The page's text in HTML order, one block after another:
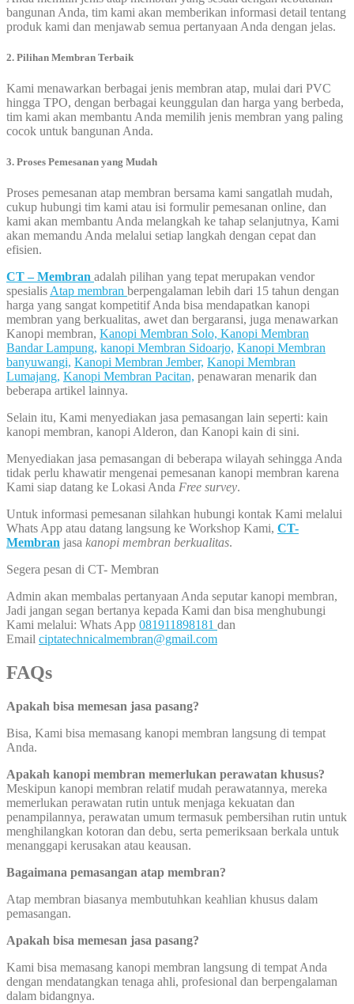
bangunan Anda, tim kami akan memberikan informasi detail tentang
produk kami dan menjawab semua pertanyaan Anda dengan jelas.
2. Pilihan Membran Terbaik
Kami menawarkan berbagai jenis membran atap, mulai dari PVC
hingga TPO, dengan berbagai keunggulan dan harga yang berbeda,
tim kami akan membantu Anda memilih jenis membran yang paling
cocok untuk bangunan Anda.
3. Proses Pemesanan yang Mudah
Proses pemesanan atap membran bersama kami sangatlah mudah,
cukup hubungi tim kami atau isi formulir pemesanan online, dan
kami akan membantu Anda melangkah ke tahap selanjutnya, Kami
akan memandu Anda melalui setiap langkah dengan cepat dan
efisien.
CT – Membran adalah pilihan yang tepat merupakan vendor
spesialis Atap membran berpengalaman lebih dari 15 tahun dengan
harga yang sangat kompetitif Anda bisa mendapatkan kanopi
membran yang berkualitas, awet dan bergaransi, juga menawarkan
Kanopi membran, Kanopi Membran Solo, Kanopi Membran
Bandar Lampung, kanopi Membran Sidoarjo, Kanopi Membran
banyuwangi, Kanopi Membran Jember, Kanopi Membran
Lumajang, Kanopi Membran Pacitan, penawaran menarik dan
beberapa artikel lainnya.
Selain itu, Kami menyediakan jasa pemasangan lain seperti: kain
kanopi membran, kanopi Alderon, dan Kanopi kain di sini.
Menyediakan jasa pemasangan di beberapa wilayah sehingga Anda
tidak perlu khawatir mengenai pemesanan kanopi membran karena
Kami siap datang ke Lokasi Anda Free survey.
Untuk informasi pemesanan silahkan hubungi kontak Kami melalui
Whats App atau datang langsung ke Workshop Kami, CT-
Membran jasa kanopi membran berkualitas.
Segera pesan di CT- Membran
Admin akan membalas pertanyaan Anda seputar kanopi membran,
Jadi jangan segan bertanya kepada Kami dan bisa menghubungi
Kami melalui: Whats App 081911898181 dan
Email ciptatechnicalmembran@gmail.com
FAQs
Apakah bisa memesan jasa pasang?
Bisa, Kami bisa memasang kanopi membran langsung di tempat
Anda.
Apakah kanopi membran memerlukan perawatan khusus?
Meskipun kanopi membran relatif mudah perawatannya, mereka
memerlukan perawatan rutin untuk menjaga kekuatan dan
penampilannya, perawatan umum termasuk pembersihan rutin untuk
menghilangkan kotoran dan debu, serta pemeriksaan berkala untuk
menanggapi kerusakan atau keausan.
Bagaimana pemasangan atap membran?
Atap membran biasanya membutuhkan keahlian khusus dalam
pemasangan.
Apakah bisa memesan jasa pasang?
Kami bisa memasang kanopi membran langsung di tempat Anda
dengan mendatangkan tenaga ahli, profesional dan berpengalaman
dalam bidangnya.